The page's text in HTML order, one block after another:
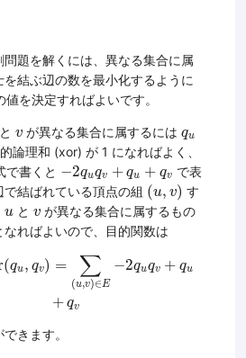
問題を解くには、異なる集合に属
結ぶ辺の数を最小化するように
値を決定すればよいです。
と v
v が異なる集合に属するには qu
qu
論理和 (xor) が 1 になればよく、
で書くと −2quqv + qu + qv
2q q + q + q v
で表
で結ばれている頂点の組 (u, v)
( ,v ) す
u
u と v
v が異なる集合に属するもの
なればよいので、目的関数は
(qu, qv) = ∑
(u,v)∈E
−2quqv + qu
+ qv
xor q ∑(u
きます。